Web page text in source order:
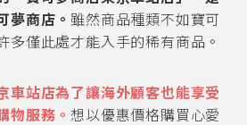
夢商店。雖然商品種類不如寶可
多僅此處才能入手的稀有商品。
車站店為了讓海外顧客也能享受
物服務。想以優惠價格購買心愛